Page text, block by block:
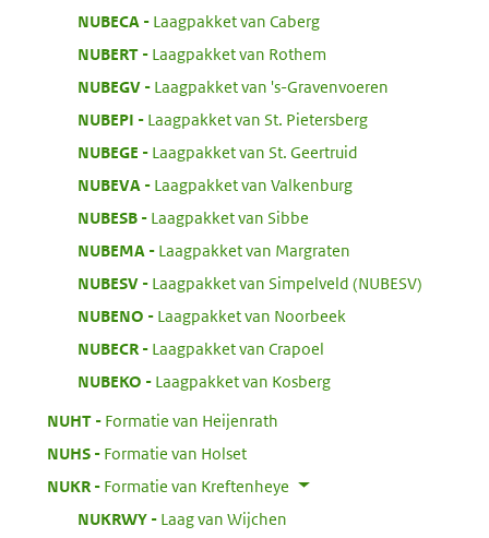
NUBECA
Laagpakket van Caberg
NUBERT:
Laagpakket van Rothem
NUBEGV:
Laagpakket van 's-Gravenvoeren
NUBEPI
Laagpakket van St. Pietersberg
NUBEGE
Laagpakket van St. Geertruid
NUBEVA
Laagpakket van Valkenburg
NUBESB:
Laagpakket van Sibbe
NUBEMA
Laagpakket van Margraten
NUBESV:
Laagpakket van Simpelveld (NUBESV)
NUBENO
Laagpakket van Noorbeek
NUBECR:
Laagpakket van Crapoel
NUBEKO
Laagpakket van Kosberg
NUHT:
Formatie van Heijenrath
NUHS:
Formatie van Holset
NUKR:
Formatie van Kreftenheye
NUKRWY:
Laag van Wijchen